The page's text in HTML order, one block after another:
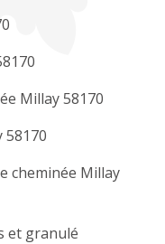
Millay 58170
cheminée Millay
et granulé